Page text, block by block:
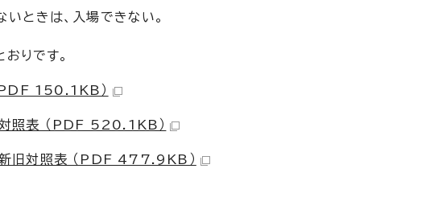
ときは、入場できない。
りです。
PDF 150.1KB）
照表 （PDF 520.1KB）
旧対照表 （PDF 477.9KB）